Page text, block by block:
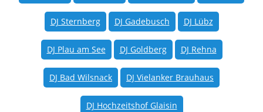
DJ Sternberg DJ Gadebusch DJ Lübz
DJ Plau am See DJ Goldberg DJ Rehna
DJ Bad Wilsnack DJ Vielanker Brauhaus
DJ Hochzeitshof Glaisin